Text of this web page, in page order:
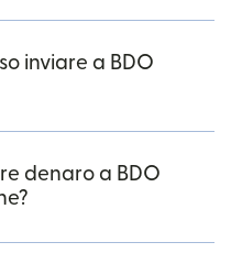
inviare a BDO
denaro a BDO